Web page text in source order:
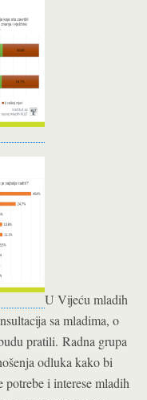
U Vijeću mladih
sa mladima, o
pratili. Radna grupa
odluka kako bi
potrebe i interese mladih